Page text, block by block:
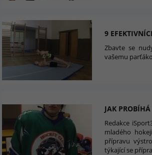
9
Zbavte se
vašemu
JAK
Redakce
mladého
přípravu
týkající se